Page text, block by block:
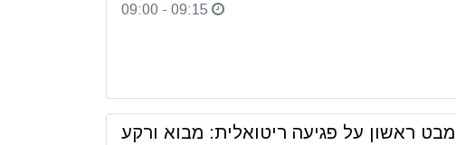
09:00 - 09:15
מבט ראשון על פגיעה ריטואלית: מבוא ורקע